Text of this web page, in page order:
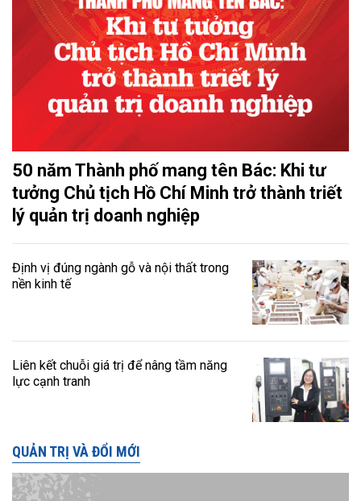
50 năm Thành phố mang tên Bác: Khi tư
tưởng Chủ tịch Hồ Chí Minh trở thành triết
lý quản trị doanh nghiệp
Định vị đúng ngành gỗ và nội thất trong
nền kinh tế
Liên kết chuỗi giá trị để nâng tầm năng
lực cạnh tranh
QUẢN TRỊ VÀ ĐỔI MỚI